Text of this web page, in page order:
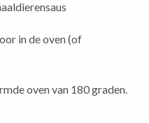
in de oven (of
oven van 180 graden.